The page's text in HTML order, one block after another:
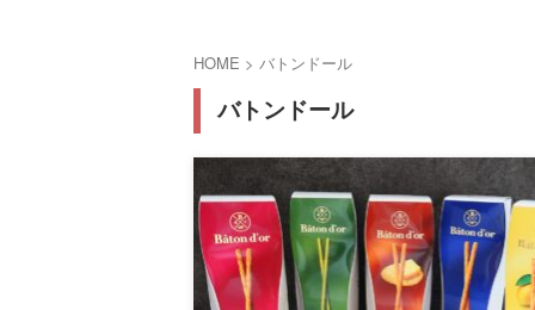
HOME > バトンドール
バトンドール